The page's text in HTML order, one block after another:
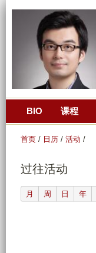
BIO 课程
首页 / 日历 / 活动 /
过往活动
月 周 日 年